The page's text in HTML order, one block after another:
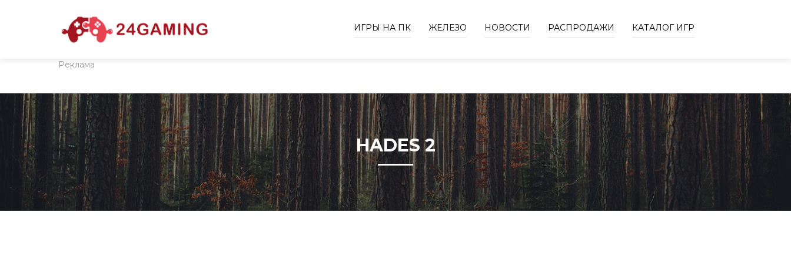
ИГРЫ НА ПК ЖЕЛЕЗО НОВОСТИ РАСПРОДАЖИ КАТАЛОГ ИГР
Реклама
HADES 2